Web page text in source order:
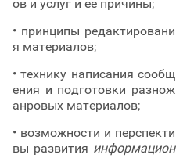
ов и услуг и ее причины;
• принципы редактировани
я материалов;
• технику написания сообщ
ения и подготовки разнож
анровых материалов;
• возможности и перспекти
вы развития информацион